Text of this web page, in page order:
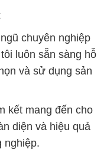
chuyên nghiệp
luôn sẵn sàng hỗ
và sử dụng sản
kết mang đến cho
diện và hiệu quả
nghiệp.